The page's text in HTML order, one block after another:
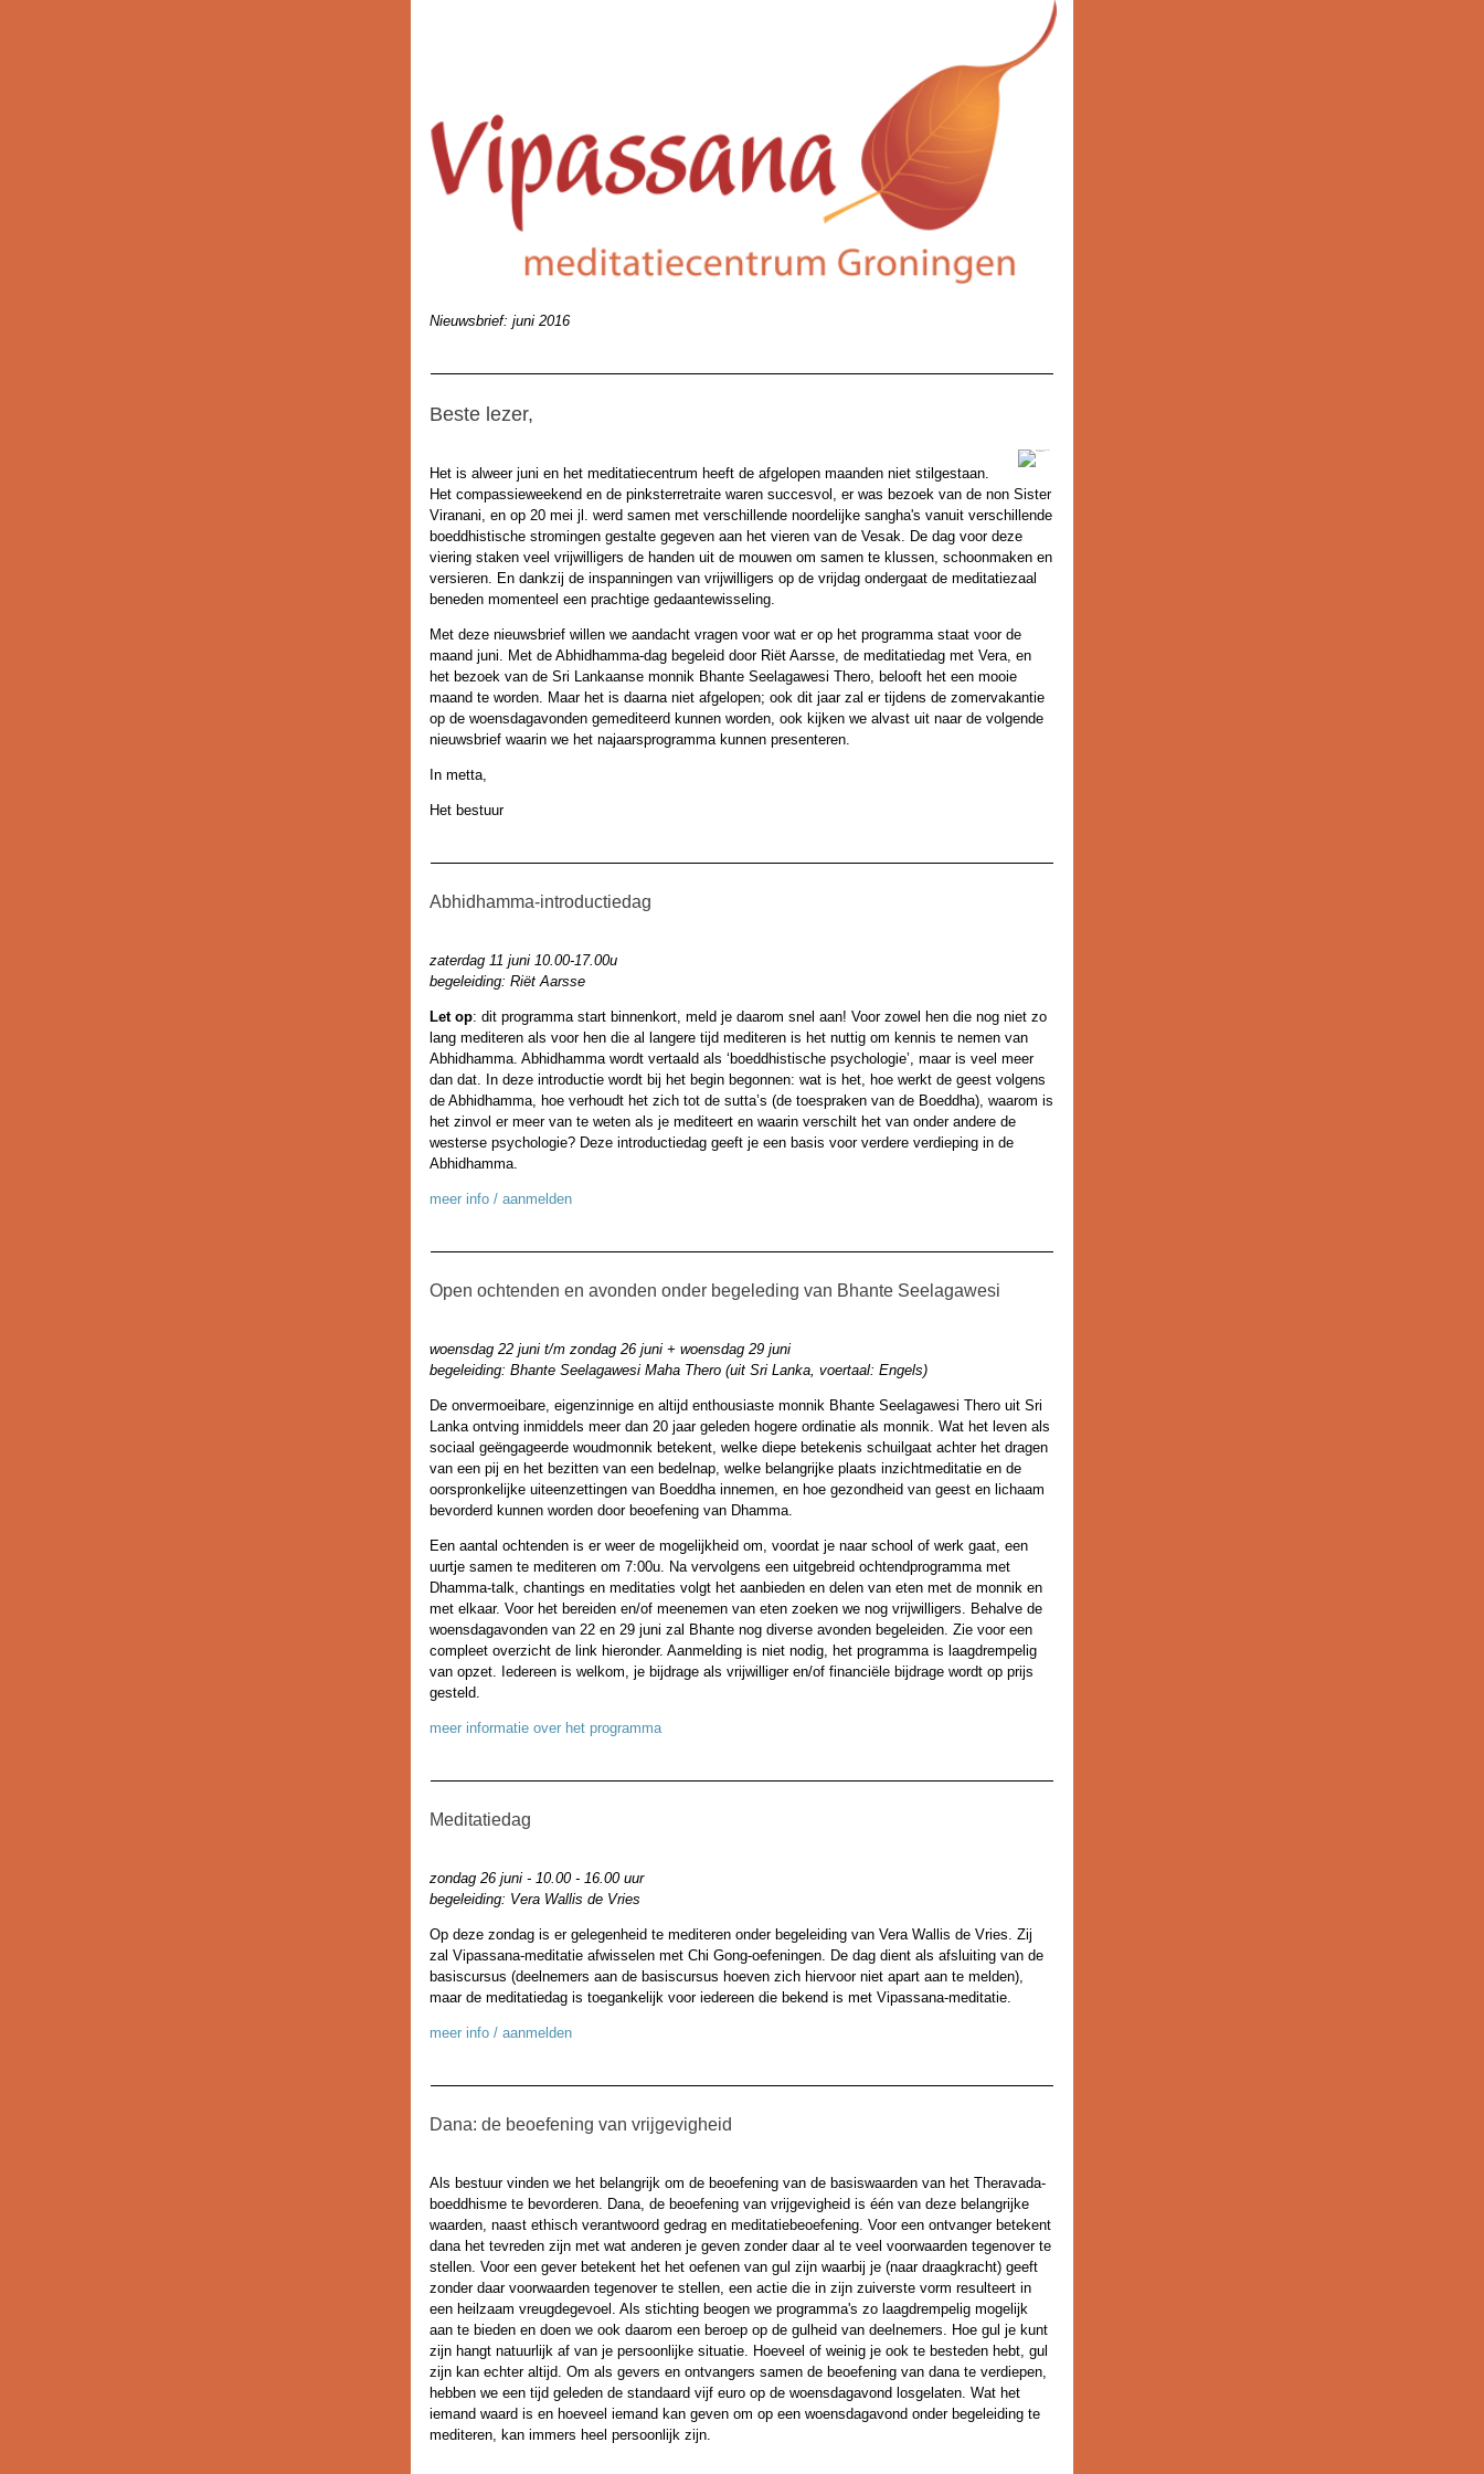
Nieuwsbrief: juni 2016
Beste lezer,
Het is alweer juni en het meditatiecentrum heeft de afgelopen maanden niet stilgestaan.
Het compassieweekend en de pinksterretraite waren succesvol, er was bezoek van de non Sister
Viranani, en op 20 mei jl. werd samen met verschillende noordelijke sangha's vanuit verschillende
boeddhistische stromingen gestalte gegeven aan het vieren van de Vesak. De dag voor deze
viering staken veel vrijwilligers de handen uit de mouwen om samen te klussen, schoonmaken en
versieren. En dankzij de inspanningen van vrijwilligers op de vrijdag ondergaat de meditatiezaal
beneden momenteel een prachtige gedaantewisseling.
Met deze nieuwsbrief willen we aandacht vragen voor wat er op het programma staat voor de
maand juni. Met de Abhidhamma-dag begeleid door Riët Aarsse, de meditatiedag met Vera, en
het bezoek van de Sri Lankaanse monnik Bhante Seelagawesi Thero, belooft het een mooie
maand te worden. Maar het is daarna niet afgelopen; ook dit jaar zal er tijdens de zomervakantie
op de woensdagavonden gemediteerd kunnen worden, ook kijken we alvast uit naar de volgende
nieuwsbrief waarin we het najaarsprogramma kunnen presenteren.
In metta,
Het bestuur
Abhidhamma-introductiedag
zaterdag 11 juni 10.00-17.00u
begeleiding: Riët Aarsse
Let op: dit programma start binnenkort, meld je daarom snel aan! Voor zowel hen die nog niet zo
lang mediteren als voor hen die al langere tijd mediteren is het nuttig om kennis te nemen van
Abhidhamma. Abhidhamma wordt vertaald als ‘boeddhistische psychologie’, maar is veel meer
dan dat. In deze introductie wordt bij het begin begonnen: wat is het, hoe werkt de geest volgens
de Abhidhamma, hoe verhoudt het zich tot de sutta’s (de toespraken van de Boeddha), waarom is
het zinvol er meer van te weten als je mediteert en waarin verschilt het van onder andere de
westerse psychologie? Deze introductiedag geeft je een basis voor verdere verdieping in de
Abhidhamma.
meer info / aanmelden
Open ochtenden en avonden onder begeleding van Bhante Seelagawesi
woensdag 22 juni t/m zondag 26 juni + woensdag 29 juni
begeleiding: Bhante Seelagawesi Maha Thero (uit Sri Lanka, voertaal: Engels)
De onvermoeibare, eigenzinnige en altijd enthousiaste monnik Bhante Seelagawesi Thero uit Sri
Lanka ontving inmiddels meer dan 20 jaar geleden hogere ordinatie als monnik. Wat het leven als
sociaal geëngageerde woudmonnik betekent, welke diepe betekenis schuilgaat achter het dragen
van een pij en het bezitten van een bedelnap, welke belangrijke plaats inzichtmeditatie en de
oorspronkelijke uiteenzettingen van Boeddha innemen, en hoe gezondheid van geest en lichaam
bevorderd kunnen worden door beoefening van Dhamma.
Een aantal ochtenden is er weer de mogelijkheid om, voordat je naar school of werk gaat, een
uurtje samen te mediteren om 7:00u. Na vervolgens een uitgebreid ochtendprogramma met
Dhamma-talk, chantings en meditaties volgt het aanbieden en delen van eten met de monnik en
met elkaar. Voor het bereiden en/of meenemen van eten zoeken we nog vrijwilligers. Behalve de
woensdagavonden van 22 en 29 juni zal Bhante nog diverse avonden begeleiden. Zie voor een
compleet overzicht de link hieronder. Aanmelding is niet nodig, het programma is laagdrempelig
van opzet. Iedereen is welkom, je bijdrage als vrijwilliger en/of financiële bijdrage wordt op prijs
gesteld.
meer informatie over het programma
Meditatiedag
zondag 26 juni - 10.00 - 16.00 uur
begeleiding: Vera Wallis de Vries
Op deze zondag is er gelegenheid te mediteren onder begeleiding van Vera Wallis de Vries. Zij
zal Vipassana-meditatie afwisselen met Chi Gong-oefeningen. De dag dient als afsluiting van de
basiscursus (deelnemers aan de basiscursus hoeven zich hiervoor niet apart aan te melden),
maar de meditatiedag is toegankelijk voor iedereen die bekend is met Vipassana-meditatie.
meer info / aanmelden
Dana: de beoefening van vrijgevigheid
Als bestuur vinden we het belangrijk om de beoefening van de basiswaarden van het Theravada-
boeddhisme te bevorderen. Dana, de beoefening van vrijgevigheid is één van deze belangrijke
waarden, naast ethisch verantwoord gedrag en meditatiebeoefening. Voor een ontvanger betekent
dana het tevreden zijn met wat anderen je geven zonder daar al te veel voorwaarden tegenover te
stellen. Voor een gever betekent het het oefenen van gul zijn waarbij je (naar draagkracht) geeft
zonder daar voorwaarden tegenover te stellen, een actie die in zijn zuiverste vorm resulteert in
een heilzaam vreugdegevoel. Als stichting beogen we programma's zo laagdrempelig mogelijk
aan te bieden en doen we ook daarom een beroep op de gulheid van deelnemers. Hoe gul je kunt
zijn hangt natuurlijk af van je persoonlijke situatie. Hoeveel of weinig je ook te besteden hebt, gul
zijn kan echter altijd. Om als gevers en ontvangers samen de beoefening van dana te verdiepen,
hebben we een tijd geleden de standaard vijf euro op de woensdagavond losgelaten. Wat het
iemand waard is en hoeveel iemand kan geven om op een woensdagavond onder begeleiding te
mediteren, kan immers heel persoonlijk zijn.